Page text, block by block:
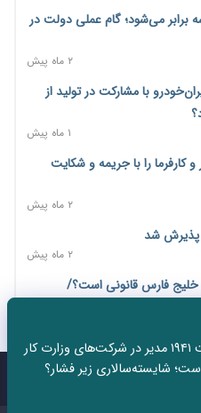
تبریک برای پاسداشت حقیقت و
شد
۲۱ ساعت پیش
نباشند؛ خرید دینار در بانک‌ها و
جنگ کریدورها وارد فاز جدید شد؛ سرمایه‌گذاری ۳۴۵ میلیارد دلاری
بیشتر می‌پردازد، شبکه
نقدینگی؛ نقش جدید
خانواده‌های دهک ۱ تا ۴ سه برابر می‌شود؛ گام عملی دولت در
۲ ماه پیش
با مشارکت در تولید از
۱ ماه پیش
کارفرما را با جریمه و شکایت
۲ ماه پیش
پذیرش شد
۲ ماه پیش
خلیج فارس قانونی است؟/
مشاغل سخت و زیان‌آور/کارفرمایان
احراز صلاحیت ۱۹۴۱ مدیر در شرکت‌های وزارت کار
شایسته‌سالاری زیر فشار؟